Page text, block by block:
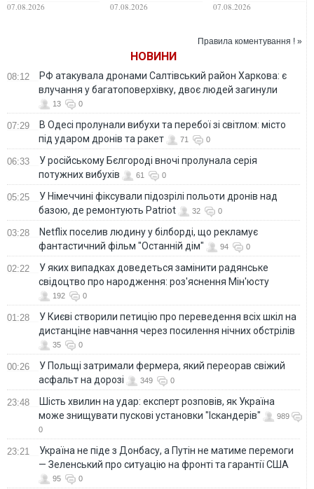
авіапального —
07.08.2026
"Гербера", - "Флеш"
07.08.2026
"бандерівські
07.08.2026
Правила коментування ! »
НОВИНИ
08:12
РФ атакувала дронами Салтівський район Харкова: є
влучання у багатоповерхівку, двоє людей загинули
13 0
07:29
В Одесі пролунали вибухи та перебої зі світлом: місто
під ударом дронів та ракет
71 0
06:33
У російському Бєлгороді вночі пролунала серія
потужних вибухів
61 0
05:25
У Німеччині фіксували підозрілі польоти дронів над
базою, де ремонтують Patriot
32 0
03:28
Netflix поселив людину у білборді, що рекламує
фантастичний фільм "Останній дім"
94 0
02:22
У яких випадках доведеться замінити радянське
свідоцтво про народження: роз'яснення Мін'юсту
192 0
01:28
У Києві створили петицію про переведення всіх шкіл на
дистанціне навчання через посилення нічних обстрілів
35 0
00:26
У Польщі затримали фермера, який переорав свіжий
асфальт на дорозі
349 0
23:48
Шість хвилин на удар: експерт розповів, як Україна
може знищувати пускові установки "Іскандерів"
989
0
23:21
Україна не піде з Донбасу, а Путін не матиме перемоги
— Зеленський про ситуацію на фронті та гарантії США
95 0